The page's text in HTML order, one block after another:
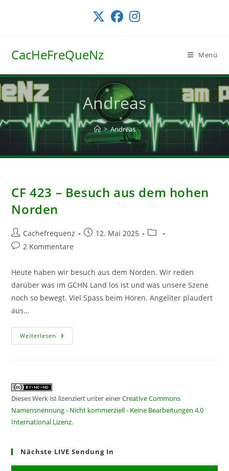
CacHeFreQueNz Menü
Andreas
> Andreas
CF 423 – Besuch aus dem hohen
Norden
Beitrags-
Autor:
Cachefrequenz
Beitrag12. Mai 2025
Beitrags-
Beitrags-
2 Kommentare
Heute haben wir besuch aus dem Norden. Wir reden
darüber was im GCHN Land los ist und was unsere Szene
noch so bewegt. Viel Spass beim Hören. Angeliter plaudert
aus…
Weiterlesen CF
423
Dieses Werk ist lizenziert unter einerCreative Commons
Namensnennung - Nicht kommerziell - Keine Bearbeitungen 4.0
International Lizenz.
Nächste LIVE Sendung In